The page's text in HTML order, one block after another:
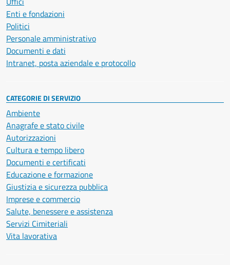
Enti e fondazioni
Politici
Personale amministrativo
Documenti e dati
Intranet, posta aziendale e protocollo
CATEGORIE DI SERVIZIO
Ambiente
Anagrafe e stato civile
Autorizzazioni
Cultura e tempo libero
Documenti e certificati
Educazione e formazione
Giustizia e sicurezza pubblica
Imprese e commercio
Salute, benessere e assistenza
Servizi Cimiteriali
Vita lavorativa